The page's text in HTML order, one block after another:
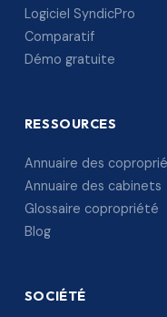
Logiciel SyndicPro
Comparatif
Démo gratuite
RESSOURCES
Annuaire des
Annuaire des cabinets
Glossaire copropriété
Blog
SOCIÉTÉ